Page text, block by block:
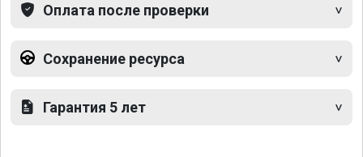
Оплата после проверки
Сохранение ресурса
Гарантия 5 лет